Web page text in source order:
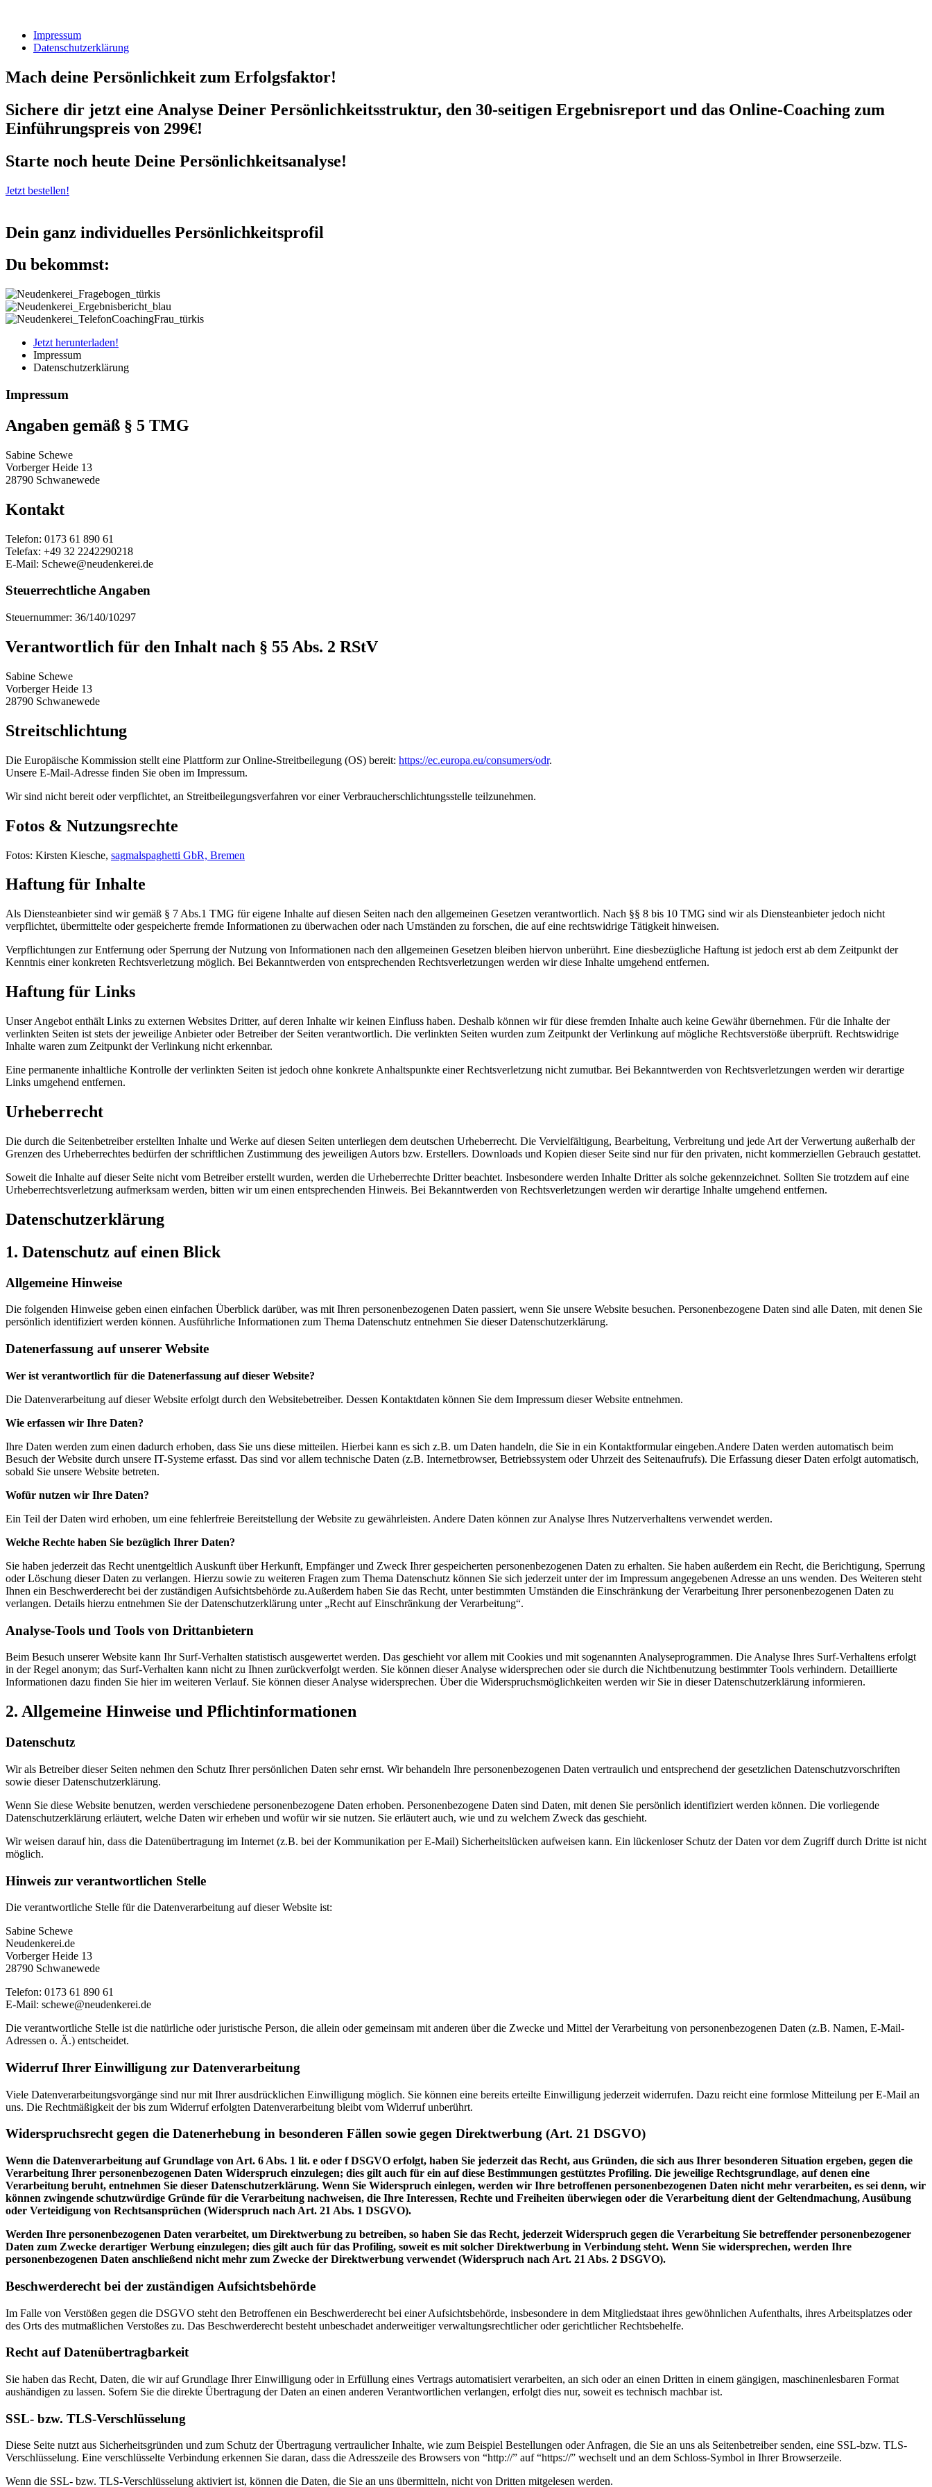
Impressum
Datenschutzerklärung
Mach deine Persönlichkeit zum Erfolgsfaktor!
Sichere dir jetzt eine Analyse Deiner Persönlichkeitsstruktur, den 30-seitigen Ergebnisreport und das Online-Coaching zum
Einführungspreis von 299€!
Starte noch heute Deine Persönlichkeitsanalyse!
Jetzt bestellen!
Dein ganz individuelles Persönlichkeitsprofil
Du bekommst:
Jetzt herunterladen!
Impressum
Datenschutzerklärung
Impressum
Angaben gemäß § 5 TMG
Sabine Schewe
Vorberger Heide 13
28790 Schwanewede
Kontakt
Telefon: 0173 61 890 61
Telefax: +49 32 2242290218
E-Mail: Schewe@neudenkerei.de
Steuerrechtliche Angaben
Steuernummer: 36/140/10297
Verantwortlich für den Inhalt nach § 55 Abs. 2 RStV
Sabine Schewe
Vorberger Heide 13
28790 Schwanewede
Streitschlichtung
Die Europäische Kommission stellt eine Plattform zur Online-Streitbeilegung (OS) bereit: https://ec.europa.eu/consumers/odr.
Unsere E-Mail-Adresse finden Sie oben im Impressum.
Wir sind nicht bereit oder verpflichtet, an Streitbeilegungsverfahren vor einer Verbraucherschlichtungsstelle teilzunehmen.
Fotos & Nutzungsrechte
Fotos: Kirsten Kiesche, sagmalspaghetti GbR, Bremen
Haftung für Inhalte
Als Diensteanbieter sind wir gemäß § 7 Abs.1 TMG für eigene Inhalte auf diesen Seiten nach den allgemeinen Gesetzen verantwortlich. Nach §§ 8 bis 10 TMG sind wir als Diensteanbieter jedoch nicht
verpflichtet, übermittelte oder gespeicherte fremde Informationen zu überwachen oder nach Umständen zu forschen, die auf eine rechtswidrige Tätigkeit hinweisen.
Verpflichtungen zur Entfernung oder Sperrung der Nutzung von Informationen nach den allgemeinen Gesetzen bleiben hiervon unberührt. Eine diesbezügliche Haftung ist jedoch erst ab dem Zeitpunkt der
Kenntnis einer konkreten Rechtsverletzung möglich. Bei Bekanntwerden von entsprechenden Rechtsverletzungen werden wir diese Inhalte umgehend entfernen.
Haftung für Links
Unser Angebot enthält Links zu externen Websites Dritter, auf deren Inhalte wir keinen Einfluss haben. Deshalb können wir für diese fremden Inhalte auch keine Gewähr übernehmen. Für die Inhalte der
verlinkten Seiten ist stets der jeweilige Anbieter oder Betreiber der Seiten verantwortlich. Die verlinkten Seiten wurden zum Zeitpunkt der Verlinkung auf mögliche Rechtsverstöße überprüft. Rechtswidrige
Inhalte waren zum Zeitpunkt der Verlinkung nicht erkennbar.
Eine permanente inhaltliche Kontrolle der verlinkten Seiten ist jedoch ohne konkrete Anhaltspunkte einer Rechtsverletzung nicht zumutbar. Bei Bekanntwerden von Rechtsverletzungen werden wir derartige
Links umgehend entfernen.
Urheberrecht
Die durch die Seitenbetreiber erstellten Inhalte und Werke auf diesen Seiten unterliegen dem deutschen Urheberrecht. Die Vervielfältigung, Bearbeitung, Verbreitung und jede Art der Verwertung außerhalb der
Grenzen des Urheberrechtes bedürfen der schriftlichen Zustimmung des jeweiligen Autors bzw. Erstellers. Downloads und Kopien dieser Seite sind nur für den privaten, nicht kommerziellen Gebrauch gestattet.
Soweit die Inhalte auf dieser Seite nicht vom Betreiber erstellt wurden, werden die Urheberrechte Dritter beachtet. Insbesondere werden Inhalte Dritter als solche gekennzeichnet. Sollten Sie trotzdem auf eine
Urheberrechtsverletzung aufmerksam werden, bitten wir um einen entsprechenden Hinweis. Bei Bekanntwerden von Rechtsverletzungen werden wir derartige Inhalte umgehend entfernen.
Datenschutzerklärung
1. Datenschutz auf einen Blick
Allgemeine Hinweise
Die folgenden Hinweise geben einen einfachen Überblick darüber, was mit Ihren personenbezogenen Daten passiert, wenn Sie unsere Website besuchen. Personenbezogene Daten sind alle Daten, mit denen Sie
persönlich identifiziert werden können. Ausführliche Informationen zum Thema Datenschutz entnehmen Sie dieser Datenschutzerklärung.
Datenerfassung auf unserer Website
Wer ist verantwortlich für die Datenerfassung auf dieser Website?
Die Datenverarbeitung auf dieser Website erfolgt durch den Websitebetreiber. Dessen Kontaktdaten können Sie dem Impressum dieser Website entnehmen.
Wie erfassen wir Ihre Daten?
Ihre Daten werden zum einen dadurch erhoben, dass Sie uns diese mitteilen. Hierbei kann es sich z.B. um Daten handeln, die Sie in ein Kontaktformular eingeben.Andere Daten werden automatisch beim
Besuch der Website durch unsere IT-Systeme erfasst. Das sind vor allem technische Daten (z.B. Internetbrowser, Betriebssystem oder Uhrzeit des Seitenaufrufs). Die Erfassung dieser Daten erfolgt automatisch,
sobald Sie unsere Website betreten.
Wofür nutzen wir Ihre Daten?
Ein Teil der Daten wird erhoben, um eine fehlerfreie Bereitstellung der Website zu gewährleisten. Andere Daten können zur Analyse Ihres Nutzerverhaltens verwendet werden.
Welche Rechte haben Sie bezüglich Ihrer Daten?
Sie haben jederzeit das Recht unentgeltlich Auskunft über Herkunft, Empfänger und Zweck Ihrer gespeicherten personenbezogenen Daten zu erhalten. Sie haben außerdem ein Recht, die Berichtigung, Sperrung
oder Löschung dieser Daten zu verlangen. Hierzu sowie zu weiteren Fragen zum Thema Datenschutz können Sie sich jederzeit unter der im Impressum angegebenen Adresse an uns wenden. Des Weiteren steht
Ihnen ein Beschwerderecht bei der zuständigen Aufsichtsbehörde zu.Außerdem haben Sie das Recht, unter bestimmten Umständen die Einschränkung der Verarbeitung Ihrer personenbezogenen Daten zu
verlangen. Details hierzu entnehmen Sie der Datenschutzerklärung unter „Recht auf Einschränkung der Verarbeitung“.
Analyse-Tools und Tools von Drittanbietern
Beim Besuch unserer Website kann Ihr Surf-Verhalten statistisch ausgewertet werden. Das geschieht vor allem mit Cookies und mit sogenannten Analyseprogrammen. Die Analyse Ihres Surf-Verhaltens erfolgt
in der Regel anonym; das Surf-Verhalten kann nicht zu Ihnen zurückverfolgt werden. Sie können dieser Analyse widersprechen oder sie durch die Nichtbenutzung bestimmter Tools verhindern. Detaillierte
Informationen dazu finden Sie hier im weiteren Verlauf. Sie können dieser Analyse widersprechen. Über die Widerspruchsmöglichkeiten werden wir Sie in dieser Datenschutzerklärung informieren.
2. Allgemeine Hinweise und Pflichtinformationen
Datenschutz
Wir als Betreiber dieser Seiten nehmen den Schutz Ihrer persönlichen Daten sehr ernst. Wir behandeln Ihre personenbezogenen Daten vertraulich und entsprechend der gesetzlichen Datenschutzvorschriften
sowie dieser Datenschutzerklärung.
Wenn Sie diese Website benutzen, werden verschiedene personenbezogene Daten erhoben. Personenbezogene Daten sind Daten, mit denen Sie persönlich identifiziert werden können. Die vorliegende
Datenschutzerklärung erläutert, welche Daten wir erheben und wofür wir sie nutzen. Sie erläutert auch, wie und zu welchem Zweck das geschieht.
Wir weisen darauf hin, dass die Datenübertragung im Internet (z.B. bei der Kommunikation per E-Mail) Sicherheitslücken aufweisen kann. Ein lückenloser Schutz der Daten vor dem Zugriff durch Dritte ist nicht
möglich.
Hinweis zur verantwortlichen Stelle
Die verantwortliche Stelle für die Datenverarbeitung auf dieser Website ist:
Sabine Schewe
Neudenkerei.de
Vorberger Heide 13
28790 Schwanewede
Telefon: 0173 61 890 61
E-Mail: schewe@neudenkerei.de
Die verantwortliche Stelle ist die natürliche oder juristische Person, die allein oder gemeinsam mit anderen über die Zwecke und Mittel der Verarbeitung von personenbezogenen Daten (z.B. Namen, E-Mail-
Adressen o. Ä.) entscheidet.
Widerruf Ihrer Einwilligung zur Datenverarbeitung
Viele Datenverarbeitungsvorgänge sind nur mit Ihrer ausdrücklichen Einwilligung möglich. Sie können eine bereits erteilte Einwilligung jederzeit widerrufen. Dazu reicht eine formlose Mitteilung per E-Mail an
uns. Die Rechtmäßigkeit der bis zum Widerruf erfolgten Datenverarbeitung bleibt vom Widerruf unberührt.
Widerspruchsrecht gegen die Datenerhebung in besonderen Fällen sowie gegen Direktwerbung (Art. 21 DSGVO)
Wenn die Datenverarbeitung auf Grundlage von Art. 6 Abs. 1 lit. e oder f DSGVO erfolgt, haben Sie jederzeit das Recht, aus Gründen, die sich aus Ihrer besonderen Situation ergeben, gegen die
Verarbeitung Ihrer personenbezogenen Daten Widerspruch einzulegen; dies gilt auch für ein auf diese Bestimmungen gestütztes Profiling. Die jeweilige Rechtsgrundlage, auf denen eine
Verarbeitung beruht, entnehmen Sie dieser Datenschutzerklärung. Wenn Sie Widerspruch einlegen, werden wir Ihre betroffenen personenbezogenen Daten nicht mehr verarbeiten, es sei denn, wir
können zwingende schutzwürdige Gründe für die Verarbeitung nachweisen, die Ihre Interessen, Rechte und Freiheiten überwiegen oder die Verarbeitung dient der Geltendmachung, Ausübung
oder Verteidigung von Rechtsansprüchen (Widerspruch nach Art. 21 Abs. 1 DSGVO).
Werden Ihre personenbezogenen Daten verarbeitet, um Direktwerbung zu betreiben, so haben Sie das Recht, jederzeit Widerspruch gegen die Verarbeitung Sie betreffender personenbezogener
Daten zum Zwecke derartiger Werbung einzulegen; dies gilt auch für das Profiling, soweit es mit solcher Direktwerbung in Verbindung steht. Wenn Sie widersprechen, werden Ihre
personenbezogenen Daten anschließend nicht mehr zum Zwecke der Direktwerbung verwendet (Widerspruch nach Art. 21 Abs. 2 DSGVO).
Beschwerderecht bei der zuständigen Aufsichtsbehörde
Im Falle von Verstößen gegen die DSGVO steht den Betroffenen ein Beschwerderecht bei einer Aufsichtsbehörde, insbesondere in dem Mitgliedstaat ihres gewöhnlichen Aufenthalts, ihres Arbeitsplatzes oder
des Orts des mutmaßlichen Verstoßes zu. Das Beschwerderecht besteht unbeschadet anderweitiger verwaltungsrechtlicher oder gerichtlicher Rechtsbehelfe.
Recht auf Datenübertragbarkeit
Sie haben das Recht, Daten, die wir auf Grundlage Ihrer Einwilligung oder in Erfüllung eines Vertrags automatisiert verarbeiten, an sich oder an einen Dritten in einem gängigen, maschinenlesbaren Format
aushändigen zu lassen. Sofern Sie die direkte Übertragung der Daten an einen anderen Verantwortlichen verlangen, erfolgt dies nur, soweit es technisch machbar ist.
SSL- bzw. TLS-Verschlüsselung
Diese Seite nutzt aus Sicherheitsgründen und zum Schutz der Übertragung vertraulicher Inhalte, wie zum Beispiel Bestellungen oder Anfragen, die Sie an uns als Seitenbetreiber senden, eine SSL-bzw. TLS-
Verschlüsselung. Eine verschlüsselte Verbindung erkennen Sie daran, dass die Adresszeile des Browsers von “http://” auf “https://” wechselt und an dem Schloss-Symbol in Ihrer Browserzeile.
Wenn die SSL- bzw. TLS-Verschlüsselung aktiviert ist, können die Daten, die Sie an uns übermitteln, nicht von Dritten mitgelesen werden.